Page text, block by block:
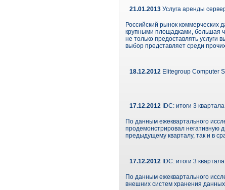
21.01.2013 Услуга аренды
Российский рынок
крупными площадками, большая
не только предоставлять услуги
выбор представляет среди
18.12.2012 Elitegroup Computer
17.12.2012 IDC: итоги 3
По данным ежеквартального
продемонстрировал негативную
предыдущему кварталу, так и в
17.12.2012 IDC: итоги 3
По данным ежеквартального
внешних систем хранения